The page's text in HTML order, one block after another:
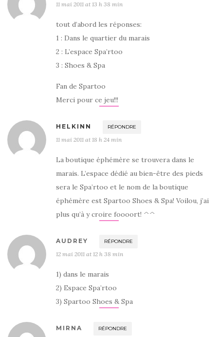
11 mai 2011 at 13 h 38 min
tout d’abord les réponses:
1 : Dans le quartier du marais
2 : L’espace Spa’rtoo
3 : Shoes & Spa
Fan de Spartoo
Merci pour ce jeu!!!
HELKINN RÉPONDRE
11 mai 2011 at 18 h 24 min
La boutique éphémère se trouvera dans le
marais. L’espace dédié au bien-être des pieds
sera le Spa’rtoo et le nom de la boutique
éphémère est Spartoo Shoes & Spa! Voilou, j’ai
plus qu’à y croire foooort! ^^
AUDREY RÉPONDRE
12 mai 2011 at 12 h 38 min
1) dans le marais
2) Espace Spa’rtoo
3) Spartoo Shoes & Spa
MIRNA RÉPONDRE